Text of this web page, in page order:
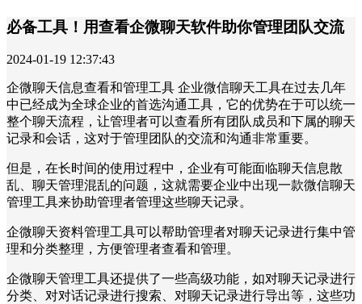
必备工具！用查看企微聊天软件助你管理团队交流
2024-01-19 12:37:43
企微聊天信息查看和管理工具 企业微信聊天工具在过去几年
中已经成为全球企业的首选沟通工具，它的优势在于可以统一
整个聊天流程，让管理者可以查看所有团队成员和下属的聊天
记录和会话，这对于管理团队的交流和沟通非常重要。
但是，在长时间的使用过程中，企业有可能面临聊天信息散
乱、聊天管理混乱的问题，这就需要企业中出现一款微信聊天
管理工具来协助管理者管理这些聊天记录。
企微聊天资料管理工具可以帮助管理者对聊天记录进行集中管
理和分类整理，方便管理者查看和管理。
企微聊天管理工具还提供了一些高级功能，如对聊天记录进行
分类、对对话记录进行搜索、对聊天记录进行导出等，这些功